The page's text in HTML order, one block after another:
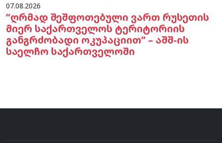
07.08.2026
“ღრმად შეშფოთებული ვართ რუსეთის
მიერ საქართველოს ტერიტორიის
განგრძობადი ოკუპაციით” – აშშ-ის
საელჩო საქართველოში